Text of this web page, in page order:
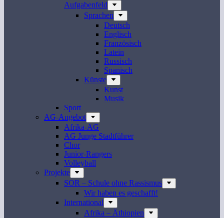
Aufgabenfeld
Sprachen
Deutsch
Englisch
Französisch
Latein
Russisch
Spanisch
Künste
Kunst
Musik
Sport
AG-Angebot
Afrika-AG
AG Junge Stadtführer
Chor
Junior-Rangers
Volleyball
Projekte
SOR – Schule ohne Rassismus
Wir haben es geschafft!
International
Afrika – Äthiopien